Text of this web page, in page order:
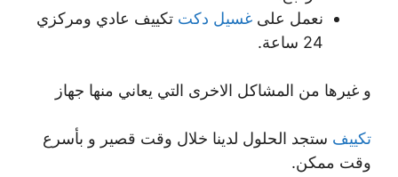
نعمل على غسيل دكت تكييف عادي ومركزي
24 ساعة.
و غيرها من المشاكل الاخرى التي يعاني منها جهاز
تكييف ستجد الحلول لدينا خلال وقت قصير و بأسرع
وقت ممكن.